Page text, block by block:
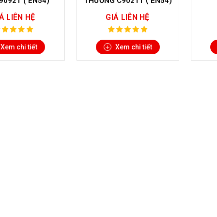
LIÊN HỆ
Xem chi tiết
GIÁ LIÊN HỆ
Xem chi tiết